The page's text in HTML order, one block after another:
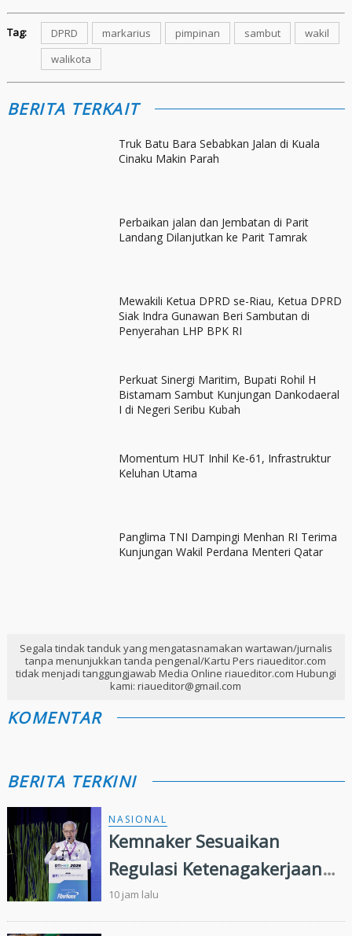
Tag: DPRD markarius pimpinan sambut
wakil
walikota
BERITA TERKAIT
Truk Batu Bara Sebabkan Jalan di Kuala
Cinaku Makin Parah
Perbaikan jalan dan Jembatan di Parit
Landang Dilanjutkan ke Parit Tamrak
Mewakili Ketua DPRD se-Riau, Ketua DPRD
Siak Indra Gunawan Beri Sambutan di
Penyerahan LHP BPK RI
Perkuat Sinergi Maritim, Bupati Rohil H
Bistamam Sambut Kunjungan Dankodaeral
I di Negeri Seribu Kubah
Momentum HUT Inhil Ke-61, Infrastruktur
Keluhan Utama
Panglima TNI Dampingi Menhan RI Terima
Kunjungan Wakil Perdana Menteri Qatar
Segala tindak tanduk yang mengatasnamakan wartawan/jurnalis
tanpa menunjukkan tanda pengenal/Kartu Pers riaueditor.com
tidak menjadi tanggungjawab Media Online riaueditor.com Hubungi
kami: riaueditor@gmail.com
KOMENTAR
BERITA TERKINI
NASIONAL
Kemnaker Sesuaikan
Regulasi Ketenagakerjaan
Hadapi Dinamika Dunia
Kerja
10 jam lalu